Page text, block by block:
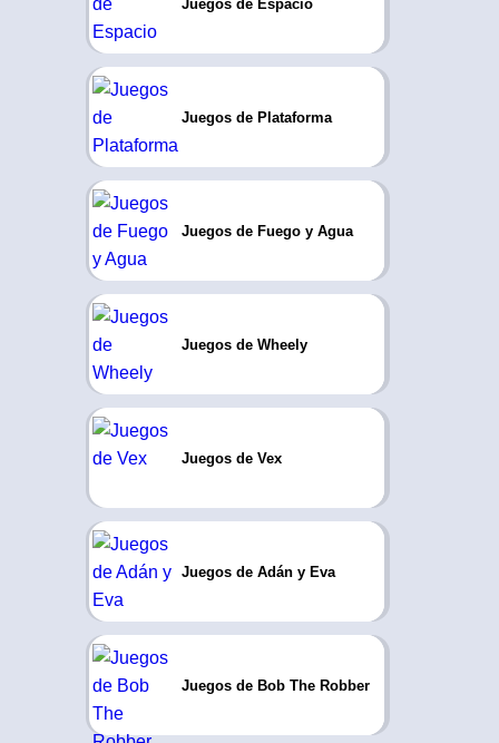
Juegos de Espacio
Juegos de Plataforma
Juegos de Fuego y Agua
Juegos de Wheely
Juegos de Vex
Juegos de Adán y Eva
Juegos de Bob The Robber